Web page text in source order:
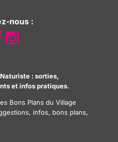
nous :
: sorties,
et infos pratiques.
Bons Plans du Village
infos, bons plans,